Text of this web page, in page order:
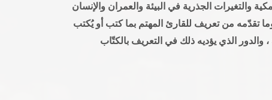
والتغيرات الجذرية في البيئة والعمران والإنسان
تقدّمه من تعريف للقارئ المهتم بما كتب أو يُكتب
الذي يؤديه ذلك في التعريف بالكتّاب